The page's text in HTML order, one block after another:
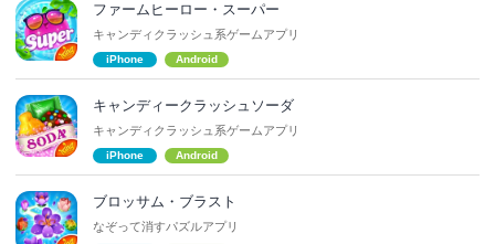
ファームヒーロー・スーパー
キャンディクラッシュ系ゲームアプリ
iPhone Android
キャンディークラッシュソーダ
キャンディクラッシュ系ゲームアプリ
iPhone Android
ブロッサム・ブラスト
なぞって消すパズルアプリ